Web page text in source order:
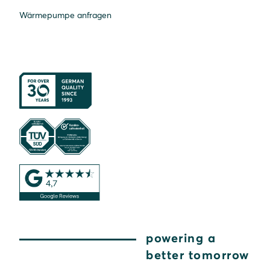
Wärmepumpe anfragen
powering a
better tomorrow